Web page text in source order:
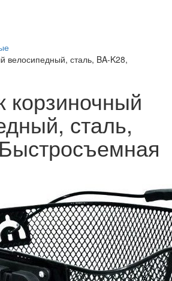
велосипедный, сталь, BA-K28,
корзиночный
сталь,